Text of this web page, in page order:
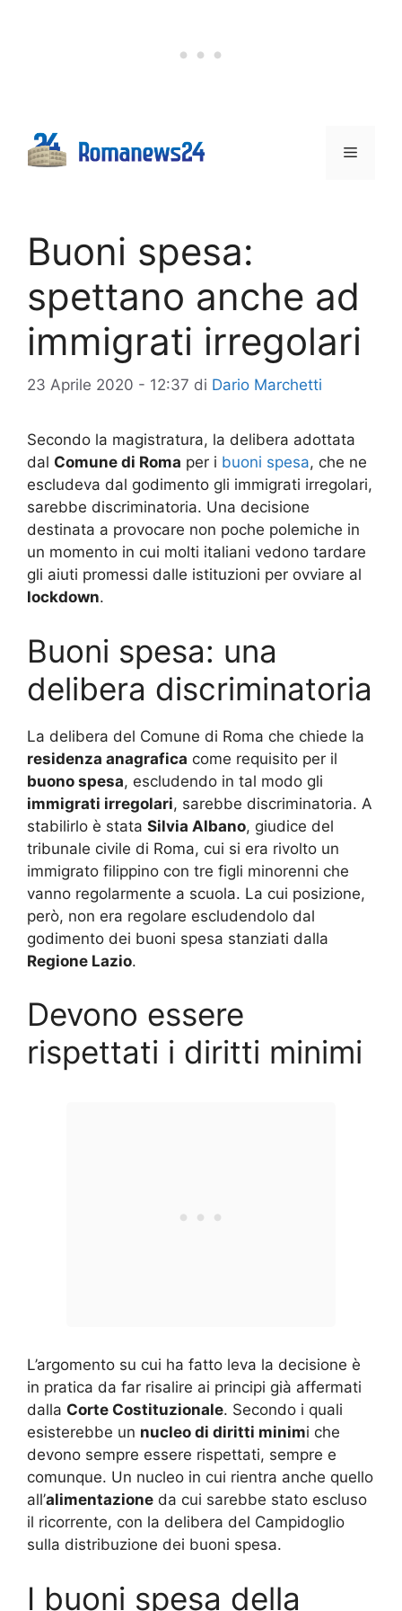
Menu
Buoni spesa:
spettano anche ad
immigrati irregolari
23 Aprile 2020 - 12:37 di Dario Marchetti
Secondo la magistratura, la delibera adottata
dal Comune di Roma per i buoni spesa, che ne
escludeva dal godimento gli immigrati irregolari,
sarebbe discriminatoria. Una decisione
destinata a provocare non poche polemiche in
un momento in cui molti italiani vedono tardare
gli aiuti promessi dalle istituzioni per ovviare al
lockdown.
Buoni spesa: una
delibera discriminatoria
La delibera del Comune di Roma che chiede la
residenza anagrafica come requisito per il
buono spesa, escludendo in tal modo gli
immigrati irregolari, sarebbe discriminatoria. A
stabilirlo è stata Silvia Albano, giudice del
tribunale civile di Roma, cui si era rivolto un
immigrato filippino con tre figli minorenni che
vanno regolarmente a scuola. La cui posizione,
però, non era regolare escludendolo dal
godimento dei buoni spesa stanziati dalla
Regione Lazio.
Devono essere
rispettati i diritti minimi
L’argomento su cui ha fatto leva la decisione è
in pratica da far risalire ai principi già affermati
dalla Corte Costituzionale. Secondo i quali
esisterebbe un nucleo di diritti minimi che
devono sempre essere rispettati, sempre e
comunque. Un nucleo in cui rientra anche quello
all’alimentazione da cui sarebbe stato escluso
il ricorrente, con la delibera del Campidoglio
sulla distribuzione dei buoni spesa.
I buoni spesa della